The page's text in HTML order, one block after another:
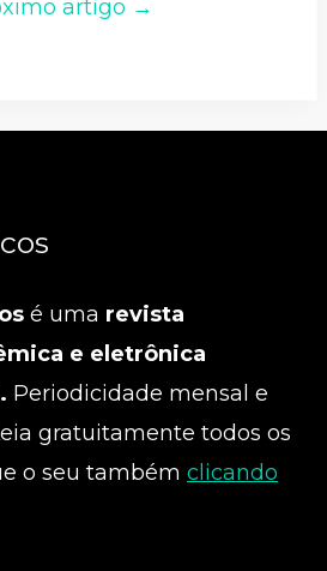
artigo →
é uma revista
e eletrônica
Periodicidade mensal e
gratuitamente todos os
o seu também clicando